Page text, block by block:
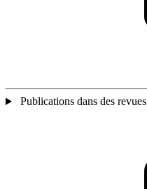
Publications dans des revues